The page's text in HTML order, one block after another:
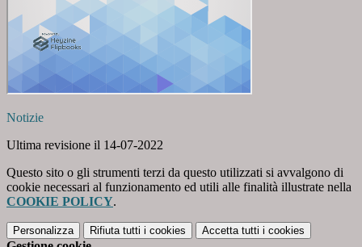
Notizie
Ultima revisione il 14-07-2022
Questo sito o gli strumenti terzi da questo utilizzati si avvalgono di
cookie necessari al funzionamento ed utili alle finalità illustrate nella
COOKIE POLICY.
Personalizza Rifiuta tutti i cookies Accetta tutti i cookies